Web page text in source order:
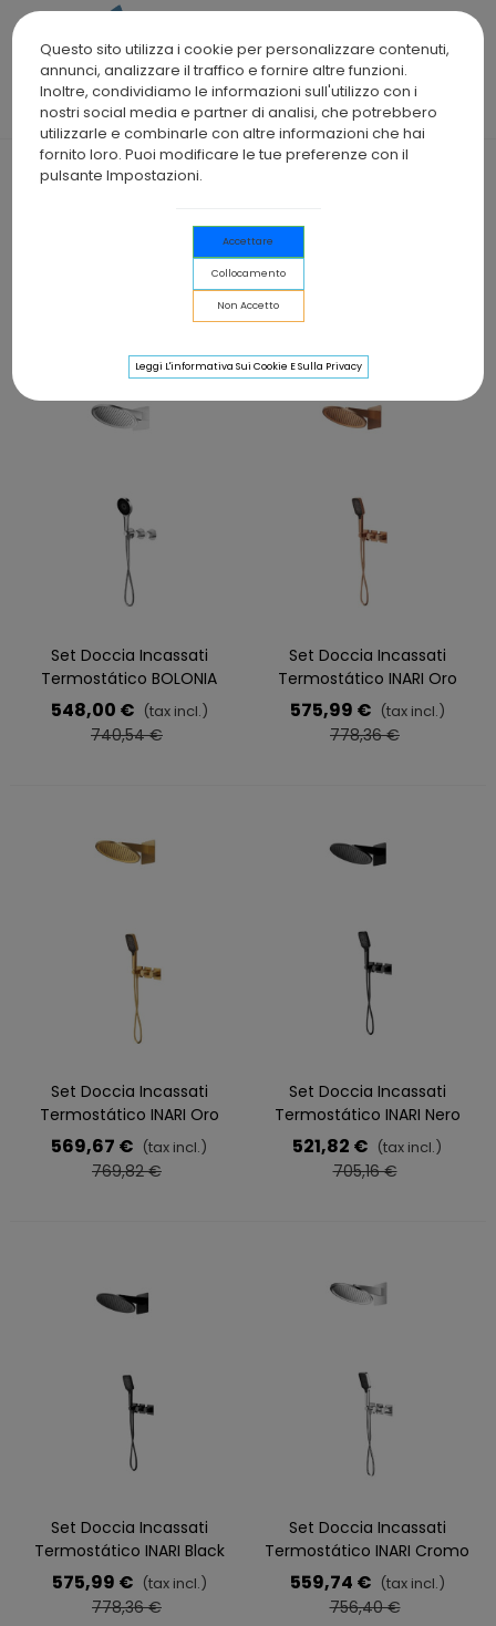
Questo sito utilizza i cookie per personalizzare contenuti,
annunci, analizzare il traffico e fornire altre funzioni.
Inoltre, condividiamo le informazioni sull'utilizzo con i
nostri social media e partner di analisi, che potrebbero
utilizzarle e combinarle con altre informazioni che hai
fornito loro. Puoi modificare le tue preferenze con il
pulsante Impostazioni.
Accettare
Collocamento
Non Accetto
Leggi L'informativa Sui Cookie E Sulla Privacy
0
Home > Brands > IMEX
Set Doccia Incassati
Termostático BOLONIA
Cromo
548,00 € (tax incl.)
740,54 €
Set Doccia Incassati
Termostático INARI Oro
Rosa
575,99 € (tax incl.)
778,36 €
Set Doccia Incassati
Termostático INARI Oro
569,67 € (tax incl.)
769,82 €
Set Doccia Incassati
Termostático INARI Nero
521,82 € (tax incl.)
705,16 €
Set Doccia Incassati
Termostático INARI Black
Gun Metal
575,99 € (tax incl.)
778,36 €
Set Doccia Incassati
Termostático INARI Cromo
559,74 € (tax incl.)
756,40 €